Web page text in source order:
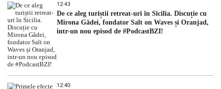
12:43
De ce aleg turiștii retreat-uri în Sicilia. Discuție cu
Mirona Gâdei, fondator Salt on Waves și Oranjad,
intr-un nou episod de #PodcastBZI!
12:40